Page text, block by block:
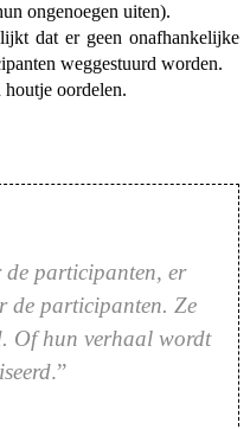
ongenoegen uiten).
dat er geen onafhankelijke
weggestuurd worden.
oordelen.
de participanten. Ze
Of hun verhaal wordt
.”